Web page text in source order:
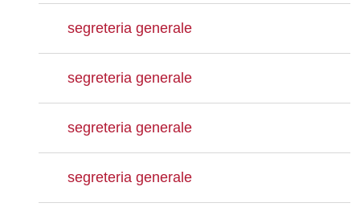
segreteria generale
segreteria generale
segreteria generale
segreteria generale